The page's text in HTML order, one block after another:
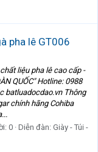
pha lê GT006
liệu pha lê cao cấp -
QUỐC" Hotline: 0988
batluadocdao.vn Thông
chính hãng Cohiba
0 Diễn đàn: Giày - Túi -